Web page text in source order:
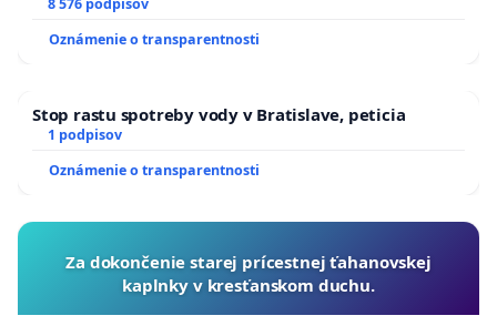
8 576 podpisov
Oznámenie o transparentnosti
Stop rastu spotreby vody v Bratislave, peticia
1 podpisov
Oznámenie o transparentnosti
Za dokončenie starej prícestnej ťahanovskej
kaplnky v kresťanskom duchu.